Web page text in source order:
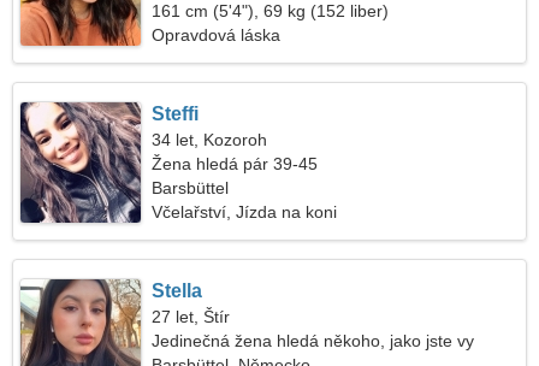
161 cm (5'4"), 69 kg (152 liber)
Opravdová láska
Steffi
34 let, Kozoroh
Žena hledá pár 39-45
Barsbüttel
Včelařství, Jízda na koni
Stella
27 let, Štír
Jedinečná žena hledá někoho, jako jste vy